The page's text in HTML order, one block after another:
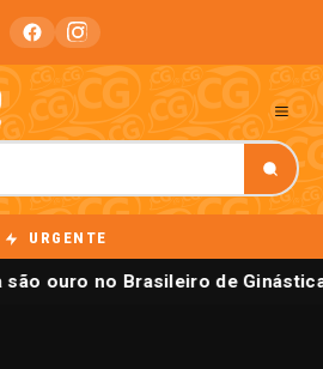
URGENTE
ouro no Brasileiro de Ginástica